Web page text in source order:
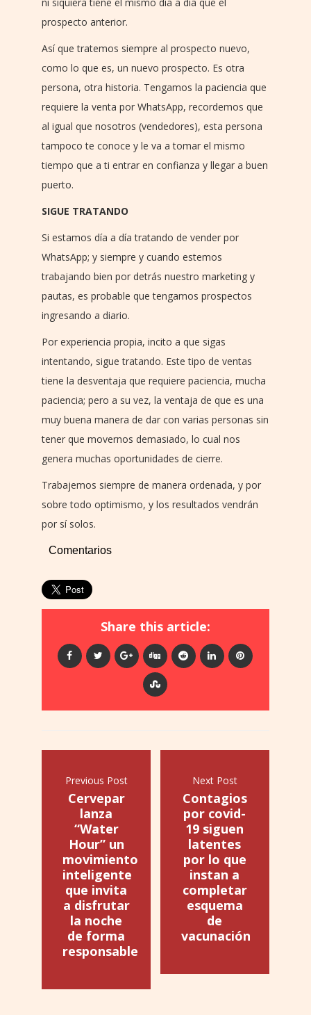
prospecto anterior.
Así que tratemos siempre al prospecto nuevo,
como lo que es, un nuevo prospecto. Es otra
persona, otra historia. Tengamos la paciencia que
requiere la venta por WhatsApp, recordemos que
al igual que nosotros (vendedores), esta persona
tampoco te conoce y le va a tomar el mismo
tiempo que a ti entrar en confianza y llegar a buen
puerto.
SIGUE TRATANDO
Si estamos día a día tratando de vender por
WhatsApp; y siempre y cuando estemos
trabajando bien por detrás nuestro marketing y
pautas, es probable que tengamos prospectos
ingresando a diario.
Por experiencia propia, incito a que sigas
intentando, sigue tratando. Este tipo de ventas
tiene la desventaja que requiere paciencia, mucha
paciencia; pero a su vez, la ventaja de que es una
muy buena manera de dar con varias personas sin
tener que movernos demasiado, lo cual nos
genera muchas oportunidades de cierre.
Trabajemos siempre de manera ordenada, y por
sobre todo optimismo, y los resultados vendrán
por sí solos.
Comentarios
Share this article:
Previous Post
Cervepar
lanza
“Water
Hour” un
movimiento
inteligente
que invita
a disfrutar
la noche
de forma
responsable
Next Post
Contagios
por covid-
19 siguen
latentes
por lo que
instan a
completar
esquema
de
vacunación